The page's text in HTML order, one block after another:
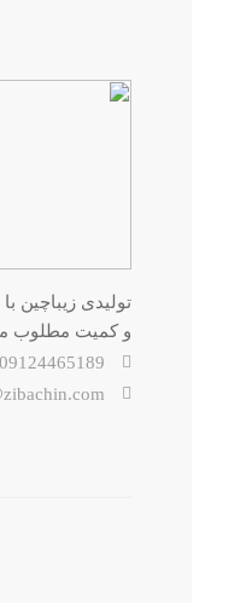
و کمیت مطلوب
09124465189